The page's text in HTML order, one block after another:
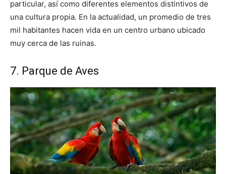
particular, así como diferentes elementos distintivos de
una cultura propia. En la actualidad, un promedio de tres
mil habitantes hacen vida en un centro urbano ubicado
muy cerca de las ruinas.
7. Parque de Aves